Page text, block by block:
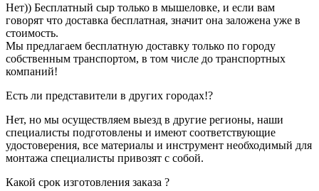
Нет)) Бесплатный сыр только в мышеловке, и если вам
говорят что доставка бесплатная, значит она заложена уже в
стоимость.
Мы предлагаем бесплатную доставку только по городу
собственным транспортом, в том числе до транспортных
компаний!
Есть ли представители в других городах!?
Нет, но мы осуществляем выезд в другие регионы, наши
специалисты подготовлены и имеют соответствующие
удостоверения, все материалы и инструмент необходимый для
монтажа специалисты привозят с собой.
Какой срок изготовления заказа ?